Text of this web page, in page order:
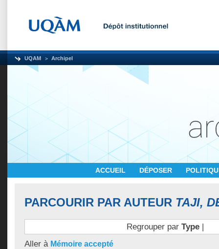
UQAM Archipel
ACCUEIL DÉPOSER
PARCOURIR PAR AUTEUR TAJI,
Regrouper par Type|
Aller à Mémoire accepté